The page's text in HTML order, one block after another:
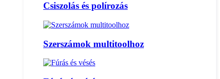
Csiszolás és polírozás
Szerszámok multitoolhoz